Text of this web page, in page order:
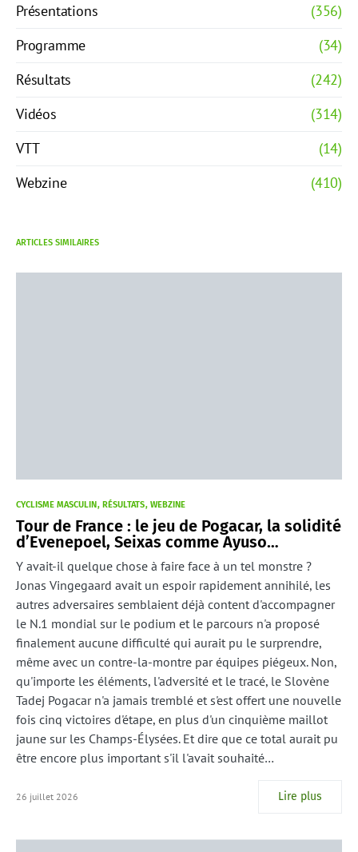
Présentations
(356)
Programme
(34)
Résultats
(242)
Vidéos
(314)
VTT
(14)
Webzine
(410)
ARTICLES SIMILAIRES
CYCLISME MASCULIN RÉSULTATS WEBZINE
Tour de France : le jeu de Pogacar, la solidité
d’Evenepoel, Seixas comme Ayuso…
Y avait-il quelque chose à faire face à un tel monstre ?
Jonas Vingegaard avait un espoir rapidement annihilé, les
autres adversaires semblaient déjà content d'accompagner
le N.1 mondial sur le podium et le parcours n'a proposé
finalement aucune difficulté qui aurait pu le surprendre,
même avec un contre-la-montre par équipes piégeux. Non,
qu'importe les éléments, l'adversité et le tracé, le Slovène
Tadej Pogacar n'a jamais tremblé et s'est offert une nouvelle
fois cinq victoires d'étape, en plus d'un cinquième maillot
jaune sur les Champs-Élysées. Et dire que ce total aurait pu
être encore plus important s'il l'avait souhaité…
26 juillet 2026 Lire plus